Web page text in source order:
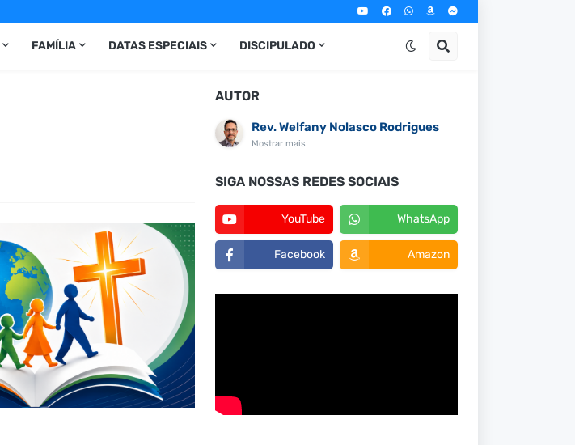
FAMÍLIA DATAS ESPECIAIS DISCIPULADO
AUTOR
Rev. Welfany Nolasco Rodrigues
Mostrar mais
SIGA NOSSAS REDES SOCIAIS
YouTube WhatsApp
Facebook Amazon